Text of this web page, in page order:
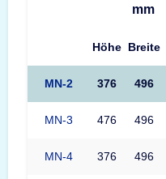
mm
Höhe Breite
MN-2 376 496
MN-3 476 496
MN-4 376 496